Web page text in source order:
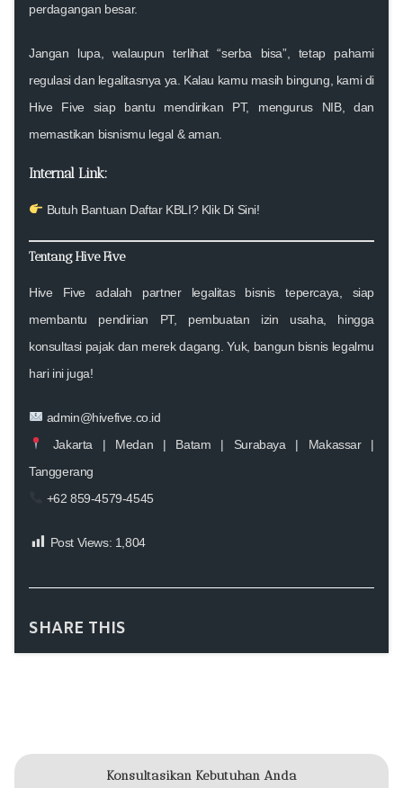
perdagangan besar.
Jangan lupa, walaupun terlihat “serba bisa”, tetap pahami
regulasi dan legalitasnya ya. Kalau kamu masih bingung, kami di
Hive Five siap bantu mendirikan PT, mengurus NIB, dan
memastikan bisnismu legal & aman.
Internal Link:
Butuh Bantuan Daftar KBLI? Klik Di Sini!
Tentang Hive Five
Hive Five adalah partner legalitas bisnis tepercaya, siap
membantu pendirian PT, pembuatan izin usaha, hingga
konsultasi pajak dan merek dagang. Yuk, bangun bisnis legalmu
hari ini juga!
admin@hivefive.co.id
Jakarta | Medan | Batam | Surabaya | Makassar |
Tanggerang
+62 859-4579-4545
Post Views: 1,804
SHARE THIS
Konsultasikan Kebutuhan Anda